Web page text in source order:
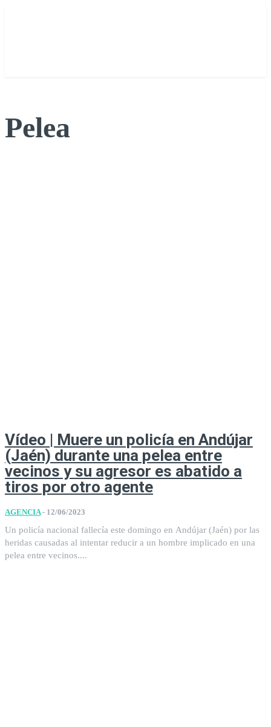
Pelea
Vídeo | Muere un policía en Andújar
(Jaén) durante una pelea entre
vecinos y su agresor es abatido a
tiros por otro agente
AGENCIA - 12/06/2023
Un policía nacional fallecía este domingo en Andújar (Jaén) por las
heridas causadas al intentar reducir a un hombre implicado en una
pelea entre vecinos....